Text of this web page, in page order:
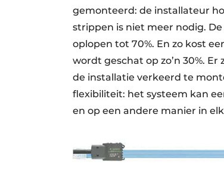
gemonteerd: de installateur
strippen is niet meer nodig.
oplopen tot 70%. En zo kost
wordt geschat op zo’n 30%.
de installatie verkeerd te
flexibiliteit: het systeem kan
en op een andere manier in